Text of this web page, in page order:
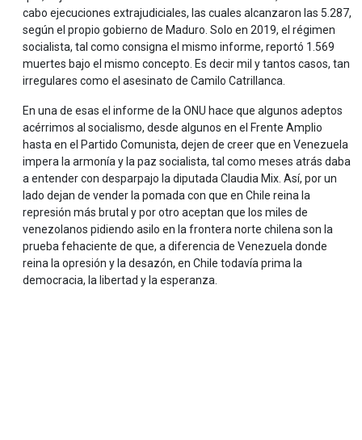
cabo ejecuciones extrajudiciales, las cuales alcanzaron las 5.287,
según el propio gobierno de Maduro. Solo en 2019, el régimen
socialista, tal como consigna el mismo informe, reportó 1.569
muertes bajo el mismo concepto. Es decir mil y tantos casos, tan
irregulares como el asesinato de Camilo Catrillanca.
En una de esas el informe de la ONU hace que algunos adeptos
acérrimos al socialismo, desde algunos en el Frente Amplio
hasta en el Partido Comunista, dejen de creer que en Venezuela
impera la armonía y la paz socialista, tal como meses atrás daba
a entender con desparpajo la diputada Claudia Mix. Así, por un
lado dejan de vender la pomada con que en Chile reina la
represión más brutal y por otro aceptan que los miles de
venezolanos pidiendo asilo en la frontera norte chilena son la
prueba fehaciente de que, a diferencia de Venezuela donde
reina la opresión y la desazón, en Chile todavía prima la
democracia, la libertad y la esperanza.